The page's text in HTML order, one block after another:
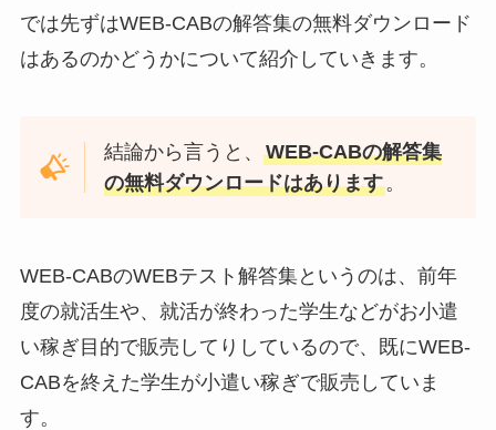
では先ずはWEB-CABの解答集の無料ダウンロード
はあるのかどうかについて紹介していきます。
結論から言うと、WEB-CABの解答集
の無料ダウンロードはあります。
WEB-CABのWEBテスト解答集というのは、前年
度の就活生や、就活が終わった学生などがお小遣
い稼ぎ目的で販売してりしているので、既にWEB-
CABを終えた学生が小遣い稼ぎで販売していま
す。